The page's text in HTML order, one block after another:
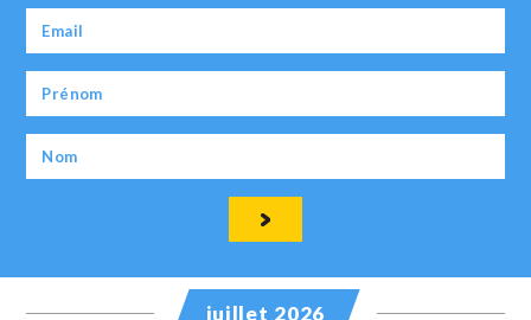
juillet 2026